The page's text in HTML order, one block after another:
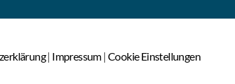
| Impressum| Cookie Einstellungen